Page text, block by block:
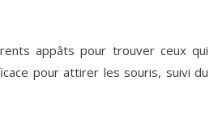
appâts pour trouver ceux qui
pour attirer les souris, suivi du